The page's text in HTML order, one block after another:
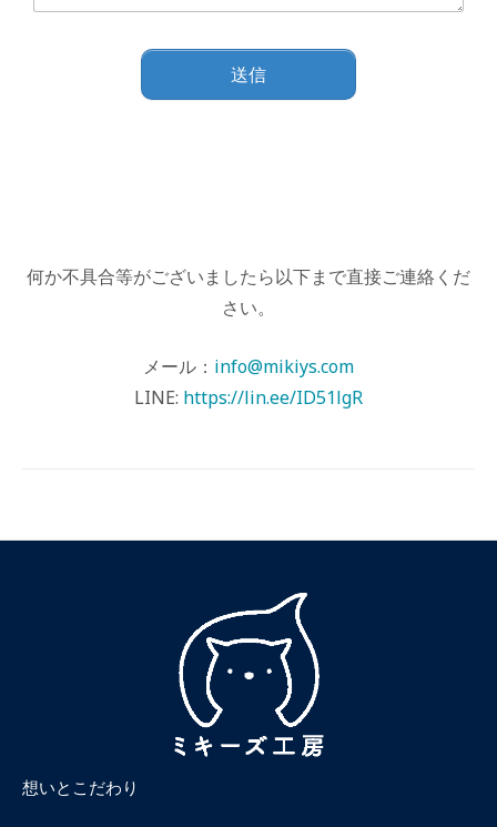
何か不具合等がございましたら以下まで直接ご連絡くだ
さい。
メール： info@mikiys.com
LINE: https://lin.ee/ID51lgR
想いとこだわり